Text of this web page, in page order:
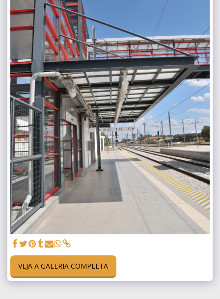
VEJA A GALERIA COMPLETA